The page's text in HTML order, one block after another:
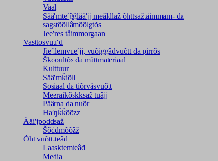
Vaal
Sääʹmteʹǧǧlääʹjj meâldlaž õhttsažtåimmam- da
saǥstõõllâmõõlǥtõs
Jeeʹres tåimmorgaan
Vasttõsvuuʹd
Jieʹllemvueʹjj, vuõiggâdvuõtt da pirrõs
Škooultõs da mättmateriaal
Kulttuur
Sääʹmǩiõll
Sosiaal da tiõrvâsvuõtt
Meeraikõskksaž tuâjj
Päärna da nuõr
Haʹŋǩǩõõzz
Ääiʹjpoddsaž
Šõddmõõžž
Õhttvuõtt-teâđ
Laasktemteâđ
Media